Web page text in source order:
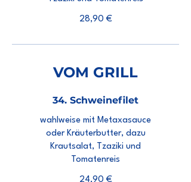
28,90 €
VOM GRILL
34. Schweinefilet
wahlweise mit Metaxasauce
oder Kräuterbutter, dazu
Krautsalat, Tzaziki und
Tomatenreis
24,90 €